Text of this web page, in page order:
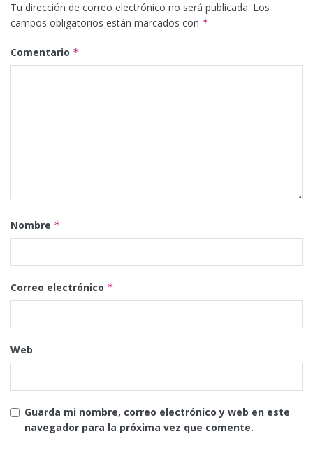
Tu dirección de correo electrónico no será publicada. Los
campos obligatorios están marcados con *
Comentario *
Nombre *
Correo electrónico *
Web
Guarda mi nombre, correo electrónico y web en este
navegador para la próxima vez que comente.